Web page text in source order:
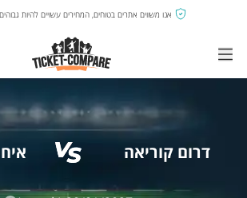
אנו משווים אתרים בטוחים, המחירים עשויים להיות
דרום קוריאה